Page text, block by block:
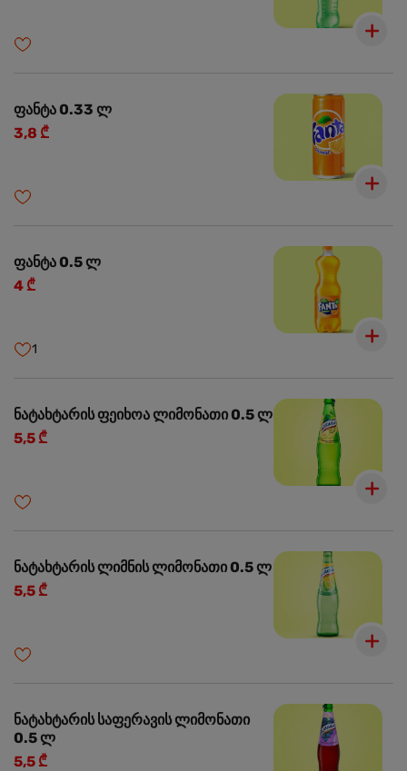
ფანტა 0.33 ლ
3,8 ₾
ფანტა 0.5 ლ
4 ₾
1
ნატახტარის ფეიხოა ლიმონათი 0.5 ლ
5,5 ₾
ნატახტარის ლიმნის ლიმონათი 0.5 ლ
5,5 ₾
ნატახტარის საფერავის ლიმონათი
0.5 ლ
5,5 ₾